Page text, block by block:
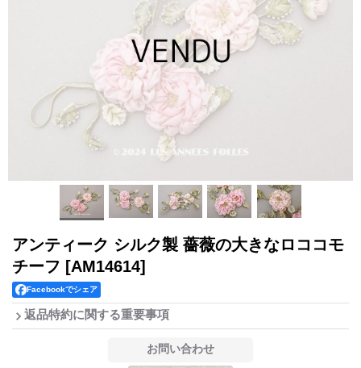
アンティーク シルク製 薔薇の大きなロココモ
チーフ [AM14614]
Facebookでシェア
返品特約に関する重要事項